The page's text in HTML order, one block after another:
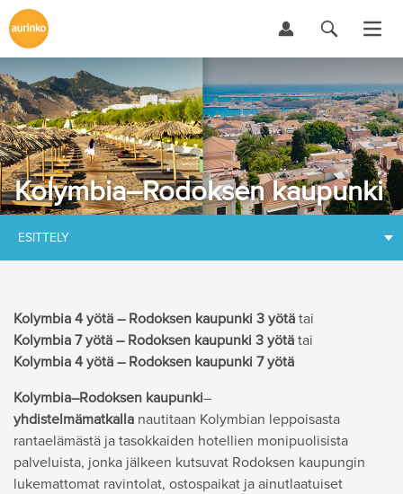
Kolymbia–Rodoksen kaupunki
ESITTELY
Kolymbia 4 yötä – Rodoksen kaupunki 3 yötä tai
Kolymbia 7 yötä – Rodoksen kaupunki 3 yötä tai
Kolymbia 4 yötä – Rodoksen kaupunki 7 yötä
Kolymbia–Rodoksen kaupunki–
yhdistelmämatkalla nautitaan Kolymbian leppoisasta
rantaelämästä ja tasokkaiden hotellien monipuolisista
palveluista, jonka jälkeen kutsuvat Rodoksen kaupungin
lukemattomat ravintolat, ostospaikat ja ainutlaatuiset